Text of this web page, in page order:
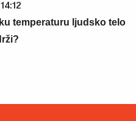
temperaturu ljudsko telo